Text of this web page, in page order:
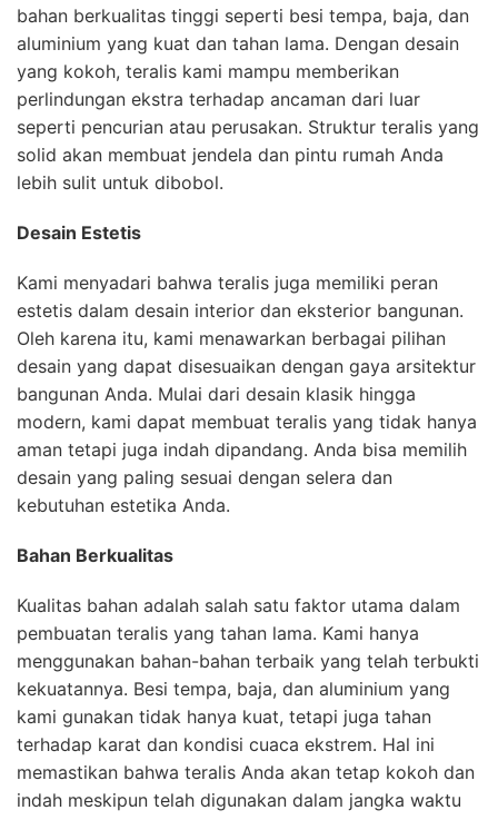
bahan berkualitas tinggi seperti besi tempa, baja, dan
aluminium yang kuat dan tahan lama. Dengan desain
yang kokoh, teralis kami mampu memberikan
perlindungan ekstra terhadap ancaman dari luar
seperti pencurian atau perusakan. Struktur teralis yang
solid akan membuat jendela dan pintu rumah Anda
lebih sulit untuk dibobol.
Desain Estetis
Kami menyadari bahwa teralis juga memiliki peran
estetis dalam desain interior dan eksterior bangunan.
Oleh karena itu, kami menawarkan berbagai pilihan
desain yang dapat disesuaikan dengan gaya arsitektur
bangunan Anda. Mulai dari desain klasik hingga
modern, kami dapat membuat teralis yang tidak hanya
aman tetapi juga indah dipandang. Anda bisa memilih
desain yang paling sesuai dengan selera dan
kebutuhan estetika Anda.
Bahan Berkualitas
Kualitas bahan adalah salah satu faktor utama dalam
pembuatan teralis yang tahan lama. Kami hanya
menggunakan bahan-bahan terbaik yang telah terbukti
kekuatannya. Besi tempa, baja, dan aluminium yang
kami gunakan tidak hanya kuat, tetapi juga tahan
terhadap karat dan kondisi cuaca ekstrem. Hal ini
memastikan bahwa teralis Anda akan tetap kokoh dan
indah meskipun telah digunakan dalam jangka waktu